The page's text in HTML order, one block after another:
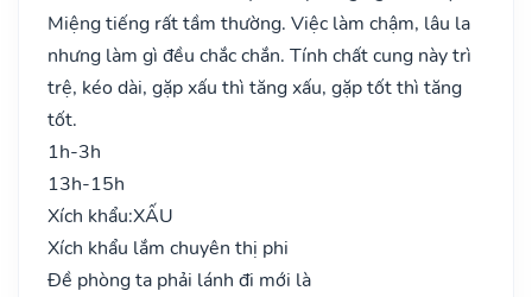
Miệng tiếng rất tầm thường. Việc làm chậm, lâu la
nhưng làm gì đều chắc chắn. Tính chất cung này trì
trệ, kéo dài, gặp xấu thì tăng xấu, gặp tốt thì tăng
tốt.
1h-3h
13h-15h
Xích khẩu:XẤU
Xích khẩu lắm chuyên thị phi
Đề phòng ta phải lánh đi mới là